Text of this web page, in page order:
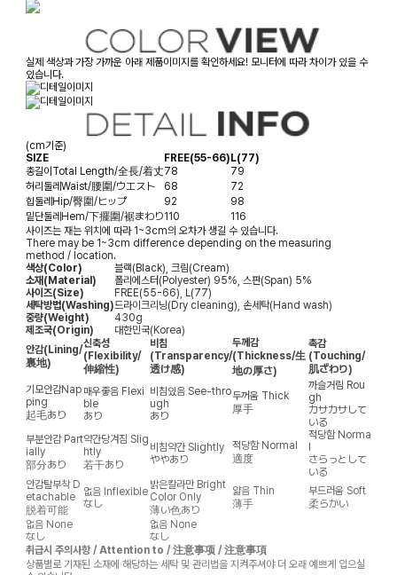
실제 색상과 가장 가까운 아래 제품이미지를 확인하세요! 모니터에 따라 차이가 있을 수
있습니다.
(cm기준)
SIZE
FREE(55-66)L(77)
총길이Total Length/全長/着丈78
79
허리둘레Waist/腰圍/ウエスト 68
72
힙둘레Hip/臀圍/ヒップ 92
98
밑단둘레Hem/下擺圍/裾まわり110
116
사이즈는 재는 위치에 따라 1~3cm의 오차가 생길 수 있습니다.
There may be 1~3cm difference depending on the measuring
method / location.
색상(Color)
블랙(Black), 크림(Cream)
소재(Material)
폴리에스터(Polyester) 95%, 스판(Span) 5%
사이즈(Size)
FREE(55-66), L(77)
세탁방법(Washing)드라이크리닝(Dry cleaning), 손세탁(Hand wash)
중량(Weight)
430g
제조국(Origin)
대한민국(Korea)
안감(Lining/
裏地)
신축성
(Flexibility/
伸縮性)
비침
(Transparency/
透け感)
두께감
(Thickness/生
地の厚さ)
촉감
(Touching/
肌ざわり)
기모안감Nap
ping
起毛あり
매우좋음 Flexi
ble
あり
비침있음 See-thro
ugh
あり
두꺼움 Thick
厚手
까슬거림 Rou
gh
カサカサして
いる
부분안감 Part
ially
部分あり
약간당겨짐 Slig
htly
若干あり
비침약간 Slightly
ややあり
적당함 Normal
適度
적당함 Norma
l
さらっとして
いる
안감탈부착 D
etachable
脱着可能
없음 Inflexible
なし
밝은칼라만 Bright
Color Only
薄い色あり
얇음 Thin
薄手
부드러움 Soft
柔らかい
없음 None
なし
없음 None
なし
취급시 주의사항 / Attention to / 注意事项 / 注意事項
상품별로 기재된 소재에 해당하는 세탁 및 관리법을 지켜주셔야 더 오래 예쁘게 입으실